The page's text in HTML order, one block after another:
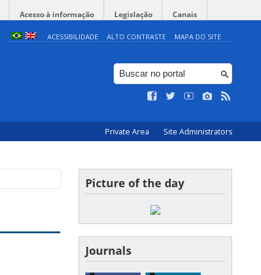
Acesso à informação Legislação Canais
ACESSIBILIDADE ALTO CONTRASTE MAPA DO SITE
Private Area Site Administrators
Picture of the day
Journals